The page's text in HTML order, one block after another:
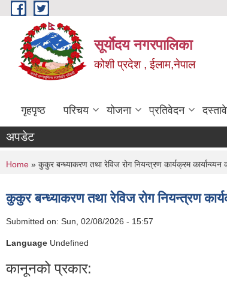
Skip to main content
सूर्याेदय नगरपालिका
कोशी प्रदेश , ईलाम,नेपाल
गृहपृष्ठ परिचय योजना प्रतिवेदन
अपडेट
You are here
Home » कुकुर बन्ध्याकरण तथा रेविज रोग नियन्त्रण कार्यक्रम कार्यान्व्यन
कुकुर बन्ध्याकरण तथा रेविज रोग नियन्त्रण
Submitted on: Sun, 02/08/2026 - 15:57
Language Undefined
कानूनको प्रकार: